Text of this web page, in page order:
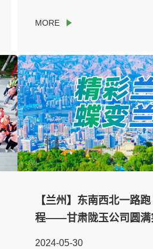
【兰州】东南西北一路
程——甘肃陇玉公司圆满
2024-05-30